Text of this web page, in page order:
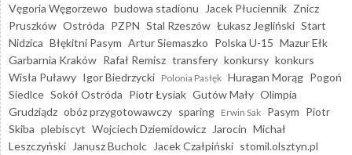
Vęgoria Węgorzewo budowa stadionu Jacek Płuciennik Znicz
Pruszków Ostróda PZPN Stal Rzeszów Łukasz Jegliński Start
Nidzica Błękitni Pasym Artur Siemaszko Polska U-15 Mazur Ełk
Garbarnia Kraków Rafał Remisz transfery konkursy konkurs
Wisła Puławy Igor Biedrzycki Polonia Pasłęk Huragan Morąg Pogoń
Siedlce Sokół Ostróda Piotr Łysiak Gutów Mały Olimpia
Grudziądz obóz przygotowawczy sparing Erwin Sak Pasym Piotr
Skiba plebiscyt Wojciech Dziemidowicz Jarocin Michał
Leszczyński
Janusz Bucholc Jacek Czałpiński stomil.olsztyn.pl